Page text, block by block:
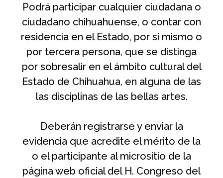
Podrá participar cualquier ciudadana o
ciudadano chihuahuense, o contar con
residencia en el Estado, por sí mismo o
por tercera persona, que se distinga
por sobresalir en el ámbito cultural del
Estado de Chihuahua, en alguna de las
las disciplinas de las bellas artes.
Deberán registrarse y enviar la
evidencia que acredite el mérito de la
o el participante al micrositio de la
página web oficial del H. Congreso del